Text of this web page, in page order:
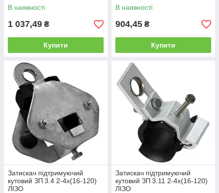
В наявності
1 037,49 ₴
Купити
В наявності
904,45 ₴
Купити
Затискач підтримуючий
кутовий ЗП 3.4 2-4х(16-120)
ЛІЗО
Затискач підтримуючий
кутовий ЗП 3.11 2-4x(16-120)
ЛІЗО